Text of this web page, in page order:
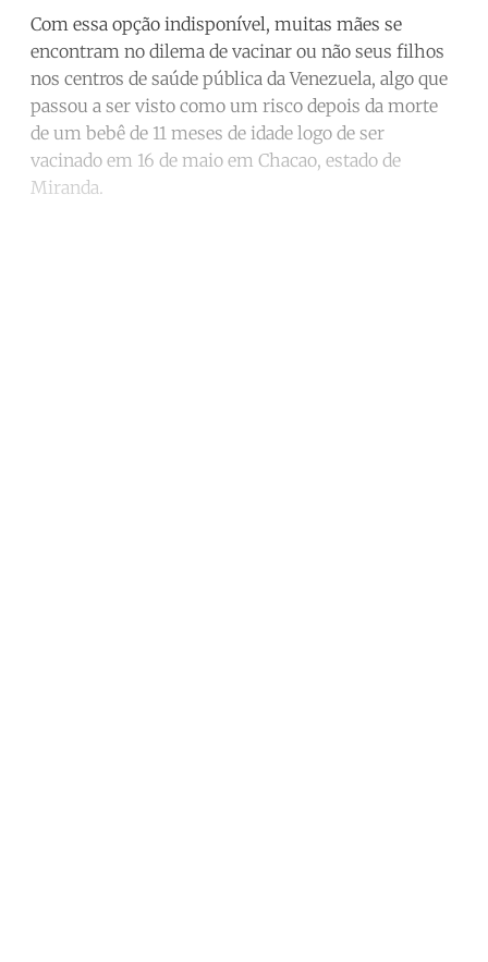
Com essa opção indisponível, muitas mães se
encontram no dilema de vacinar ou não seus filhos
nos centros de saúde pública da Venezuela, algo que
passou a ser visto como um risco depois da morte
de um bebê de 11 meses de idade logo de ser
vacinado em 16 de maio em Chacao, estado de
Miranda.